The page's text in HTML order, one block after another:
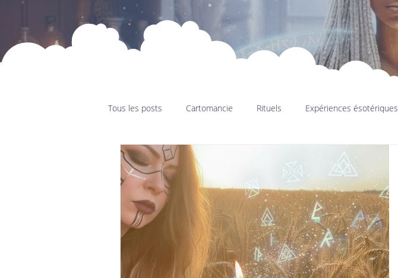
Tous les posts Cartomancie Rituels Expériences ésotériques
F.A.Q ésotérique